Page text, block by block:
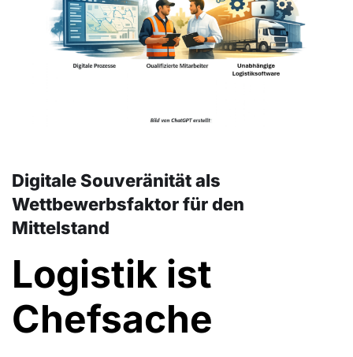
Digitale Souveränität als
Wettbewerbsfaktor für den
Mittelstand
Logistik ist
Chefsache